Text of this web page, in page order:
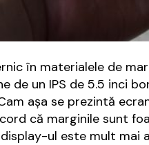
în materialele de
de un IPS de 5.5 inci
aşa se prezintă
că marginile sunt
ul este mult mai